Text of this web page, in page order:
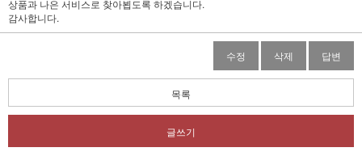
상품과 나은 서비스로 찾아뵙도록 하겠습니다.
감사합니다.
수정 삭제 답변
목록
글쓰기